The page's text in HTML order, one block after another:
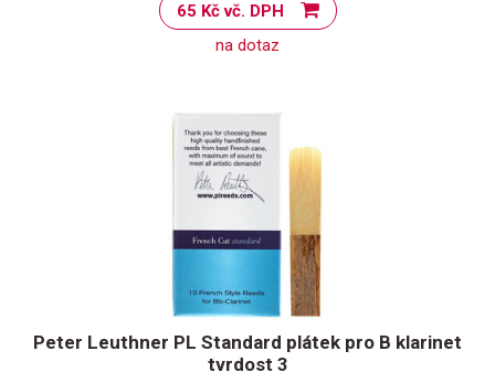
65 Kč vč. DPH
na dotaz
Peter Leuthner PL Standard plátek pro B klarinet
tvrdost 3